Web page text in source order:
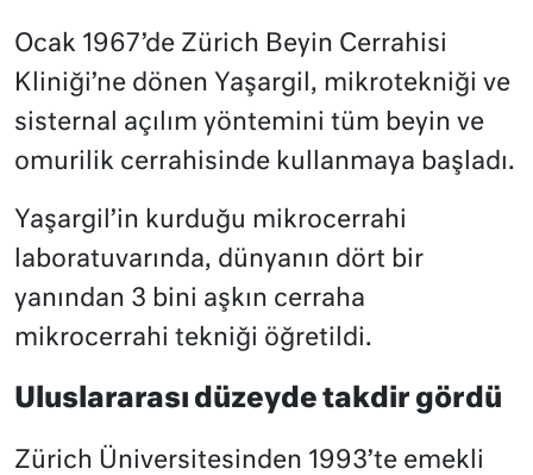
Ocak 1967’de Zürich Beyin Cerrahisi
Kliniği’ne dönen Yaşargil, mikrotekniği ve
sisternal açılım yöntemini tüm beyin ve
omurilik cerrahisinde kullanmaya başladı.
Yaşargil’in kurduğu mikrocerrahi
laboratuvarında, dünyanın dört bir
yanından 3 bini aşkın cerraha
mikrocerrahi tekniği öğretildi.
Uluslararası düzeyde takdir gördü
Zürich Üniversitesinden 1993’te emekli